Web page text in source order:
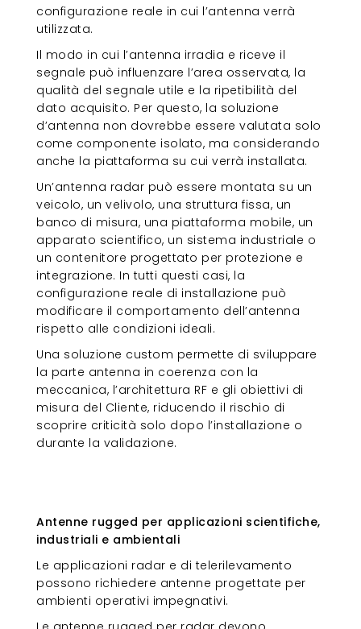
configurazione reale in cui l’antenna verrà
utilizzata.
Il modo in cui l’antenna irradia e riceve il
segnale può influenzare l’area osservata, la
qualità del segnale utile e la ripetibilità del
dato acquisito. Per questo, la soluzione
d’antenna non dovrebbe essere valutata solo
come componente isolato, ma considerando
anche la piattaforma su cui verrà installata.
Un’antenna radar può essere montata su un
veicolo, un velivolo, una struttura fissa, un
banco di misura, una piattaforma mobile, un
apparato scientifico, un sistema industriale o
un contenitore progettato per protezione e
integrazione. In tutti questi casi, la
configurazione reale di installazione può
modificare il comportamento dell’antenna
rispetto alle condizioni ideali.
Una soluzione custom permette di sviluppare
la parte antenna in coerenza con la
meccanica, l’architettura RF e gli obiettivi di
misura del Cliente, riducendo il rischio di
scoprire criticità solo dopo l’installazione o
durante la validazione.
Antenne rugged per applicazioni scientifiche,
industriali e ambientali
Le applicazioni radar e di telerilevamento
possono richiedere antenne progettate per
ambienti operativi impegnativi.